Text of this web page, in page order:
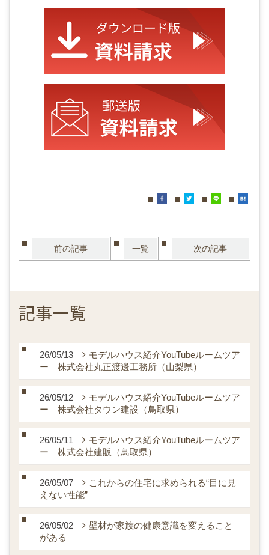
前の記事 一覧 次の記事
記事一覧
26/05/13
モデルハウス紹介YouTubeルームツア
ー｜株式会社丸正渡邊工務所（山梨県）
26/05/12
モデルハウス紹介YouTubeルームツア
ー｜株式会社タウン建設（鳥取県）
26/05/11
モデルハウス紹介YouTubeルームツア
ー｜株式会社建販（鳥取県）
26/05/07
これからの住宅に求められる“目に見
えない性能”
26/05/02
壁材が家族の健康意識を変えること
がある